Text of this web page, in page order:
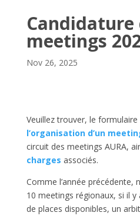
meetings
Nov 26, 2025
Veuillez trouver, le formulaire
l’organisation d’un
circuit des meetings AURA,
charges associés.
Comme l’année précédente,
10 meetings régionaux, si il y
de places disponibles, un